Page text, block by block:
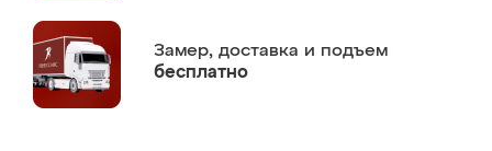
Замер, доставка и подъем
бесплатно